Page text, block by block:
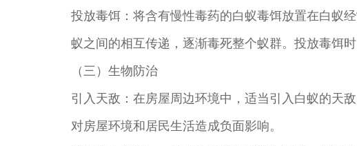
投放毒饵：将含有慢性毒药的白蚁毒饵放置在白蚁
蚁之间的相互传递，逐渐毒死整个蚁群。投放毒饵
（三）生物防治
引入天敌：在房屋周边环境中，适当引入白蚁的天
对房屋环境和居民生活造成负面影响。